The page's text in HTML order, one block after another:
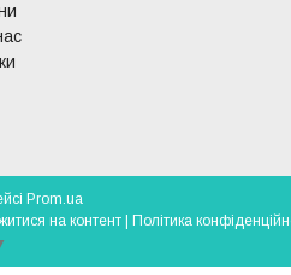
Prom.ua
на контент
Політика